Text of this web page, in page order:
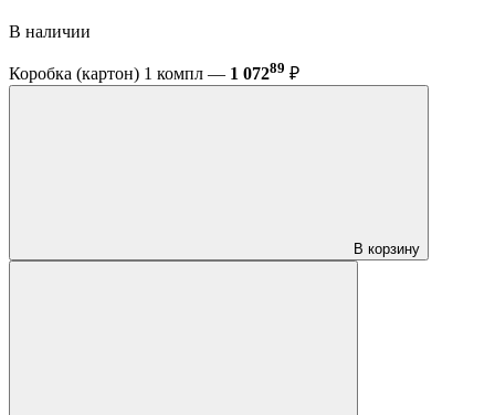
В наличии
Коробка (картон) 1 компл — 1 07289 ₽
В корзину